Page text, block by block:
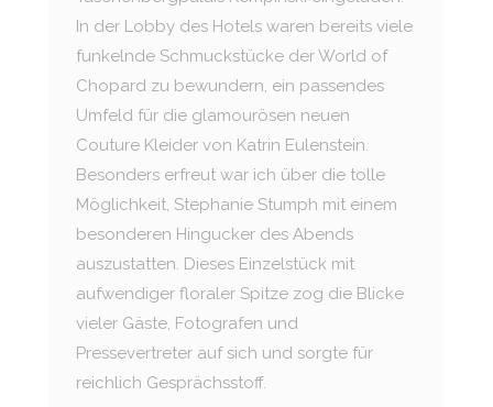
In der Lobby des Hotels waren bereits viele
funkelnde Schmuckstücke der World of
Chopard zu bewundern, ein passendes
Umfeld für die glamourösen neuen
Couture Kleider von Katrin Eulenstein.
Besonders erfreut war ich über die tolle
Möglichkeit, Stephanie Stumph mit einem
besonderen Hingucker des Abends
auszustatten. Dieses Einzelstück mit
aufwendiger floraler Spitze zog die Blicke
vieler Gäste, Fotografen und
Pressevertreter auf sich und sorgte für
reichlich Gesprächsstoff.